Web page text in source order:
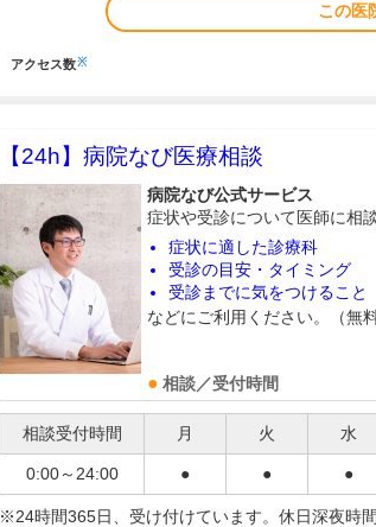
この医
アクセス数※
【24h】 病院なび医療相談
病院なび公式サービス
症状や受診について医師に相
症状に適した診療科
受診の目安・タイミング
受診までに気をつけること
などにご利用ください。（無
相談／受付時間
相談受付時間 月 火 水
0:00～24:00 ● ● ●
※24時間365日、受け付けています。休日深夜時